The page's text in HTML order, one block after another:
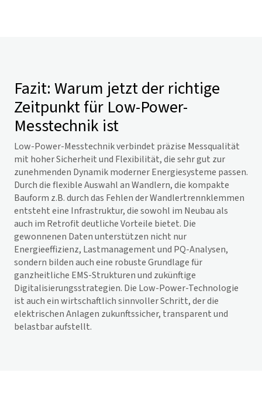
Fazit: Warum jetzt der richtige
Zeitpunkt für Low-Power-
Messtechnik ist
Low-Power-Messtechnik verbindet präzise Messqualität
mit hoher Sicherheit und Flexibilität, die sehr gut zur
zunehmenden Dynamik moderner Energiesysteme passen.
Durch die flexible Auswahl an Wandlern, die kompakte
Bauform z.B. durch das Fehlen der Wandlertrennklemmen
entsteht eine Infrastruktur, die sowohl im Neubau als
auch im Retrofit deutliche Vorteile bietet. Die
gewonnenen Daten unterstützen nicht nur
Energieeffizienz, Lastmanagement und PQ-Analysen,
sondern bilden auch eine robuste Grundlage für
ganzheitliche EMS-Strukturen und zukünftige
Digitalisierungsstrategien. Die Low-Power-Technologie
ist auch ein wirtschaftlich sinnvoller Schritt, der die
elektrischen Anlagen zukunftssicher, transparent und
belastbar aufstellt.